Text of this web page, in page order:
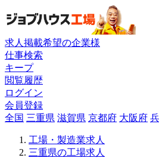
求人掲載希望の企業様
仕事検索
キープ
閲覧履歴
ログイン
会員登録
全国 三重県 滋賀県 京都府 大阪府
工場・製造業求人
三重県の工場求人